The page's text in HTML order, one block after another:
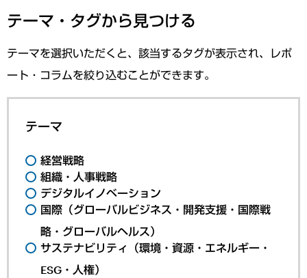
テーマ・タグから見つける
テーマを選択いただくと、該当するタグが表示され、レポ
ート・コラムを絞り込むことができます。
テーマ
経営戦略
組織・人事戦略
デジタルイノベーション
国際（グローバルビジネス・開発支援・国際戦
略・グローバルヘルス）
サステナビリティ（環境・資源・エネルギー・
ESG・人権）